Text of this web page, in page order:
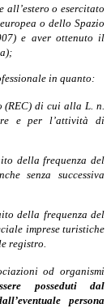
all’estero o esercitato
o dello Spazio
e aver ottenuto il
in quanto:
(REC) di cui alla L. n.
e per l’attività di
della frequenza del
senza successiva
della frequenza del
imprese turistiche
registro.
od organismi
posseduti dal
persona